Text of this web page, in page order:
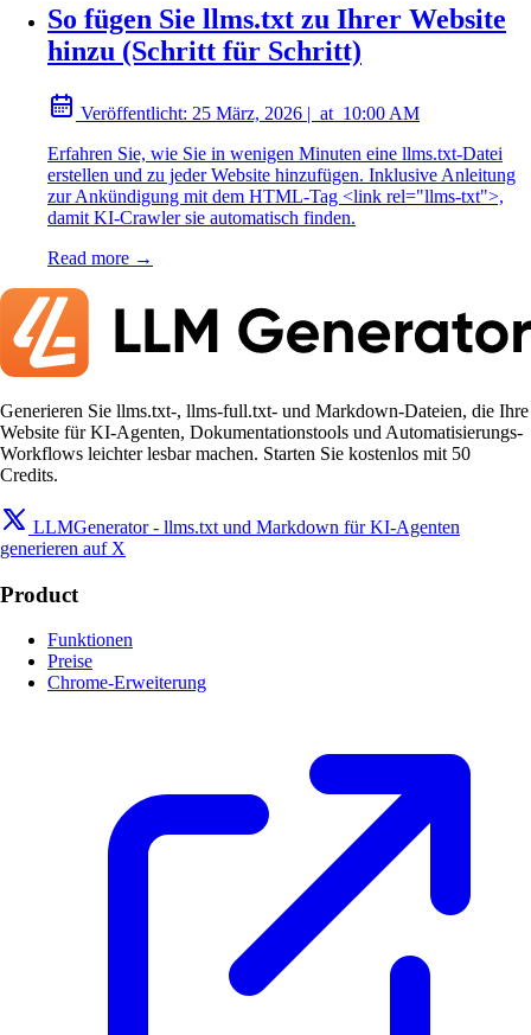
So fügen Sie llms.txt zu Ihrer Website
hinzu (Schritt für Schritt)
Veröffentlicht: 25 März, 2026 | at 10:00 AM
Erfahren Sie, wie Sie in wenigen Minuten eine llms.txt-Datei
erstellen und zu jeder Website hinzufügen. Inklusive Anleitung
zur Ankündigung mit dem HTML-Tag <link rel="llms-txt">,
damit KI-Crawler sie automatisch finden.
Read more →
Generieren Sie llms.txt-, llms-full.txt- und Markdown-Dateien, die Ihre
Website für KI-Agenten, Dokumentationstools und Automatisierungs-
Workflows leichter lesbar machen. Starten Sie kostenlos mit 50
Credits.
LLMGenerator - llms.txt und Markdown für KI-Agenten
generieren auf X
Product
Funktionen
Preise
Chrome-Erweiterung